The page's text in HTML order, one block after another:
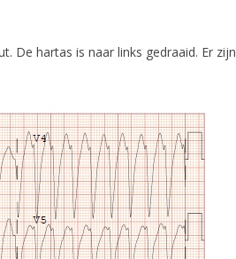
De hartas is naar links gedraaid. Er zijn